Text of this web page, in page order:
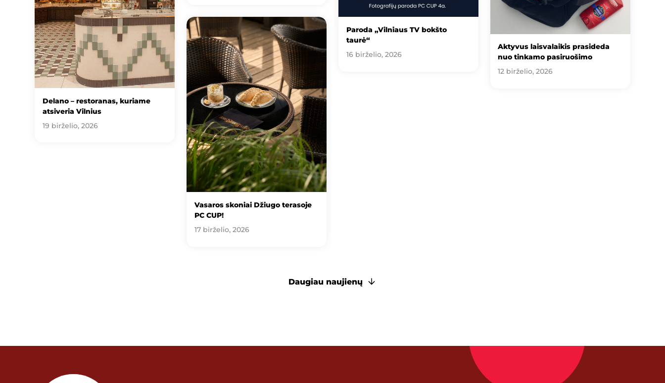
Delano – restoranas, kuriame
atsiveria Vilnius
19 birželio, 2026
Vasaros skoniai Džiugo terasoje
PC CUP!
17 birželio, 2026
Paroda „Vilniaus TV bokšto
taurė“
16 birželio, 2026
Aktyvus laisvalaikis prasideda
nuo tinkamo pasiruošimo
12 birželio, 2026
Daugiau naujienų